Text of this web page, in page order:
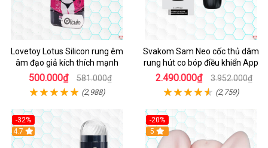
Lovetoy Lotus Silicon rung êm
âm đạo giả kích thích mạnh
500.000₫ 581.000₫
(2,988)
Svakom Sam Neo cốc thủ dâm
rung hút co bóp điều khiển App
2.490.000₫ 3.952.000₫
(2,759)
-32%
Hot
4.7
-20%
Hot
5